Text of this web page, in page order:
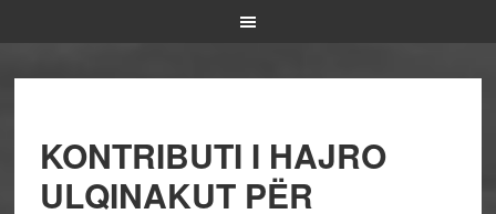
KONTRIBUTI I HAJRO
ULQINAKUT PËR